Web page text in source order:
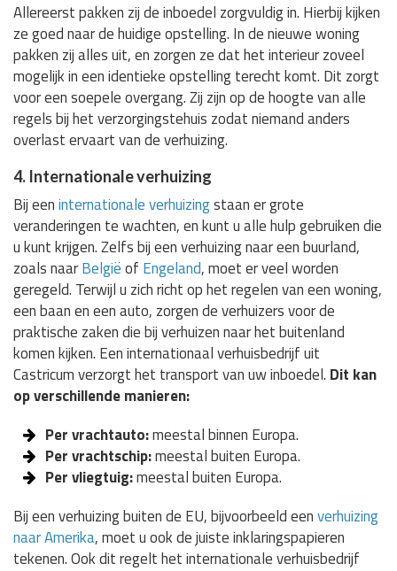
Allereerst pakken zij de inboedel zorgvuldig in. Hierbij kijken
ze goed naar de huidige opstelling. In de nieuwe woning
pakken zij alles uit, en zorgen ze dat het interieur zoveel
mogelijk in een identieke opstelling terecht komt. Dit zorgt
voor een soepele overgang. Zij zijn op de hoogte van alle
regels bij het verzorgingstehuis zodat niemand anders
overlast ervaart van de verhuizing.
4. Internationale verhuizing
Bij eeninternationale verhuizingstaan er grote
veranderingen te wachten, en kunt u alle hulp gebruiken die
u kunt krijgen. Zelfs bij een verhuizing naar een buurland,
zoals naarBelgiëof Engeland, moet er veel worden
geregeld. Terwijl u zich richt op het regelen van een woning,
een baan en een auto, zorgen de verhuizers voor de
praktische zaken die bij verhuizen naar het buitenland
komen kijken. Een internationaal verhuisbedrijf uit
Castricum verzorgt het transport van uw inboedel. Dit kan
op verschillende manieren:
Per vrachtauto:meestal binnen Europa.
Per vrachtschip:meestal buiten Europa.
Per vliegtuig:meestal buiten Europa.
Bij een verhuizing buiten de EU, bijvoorbeeld eenverhuizing
naar Amerika, moet u ook de juiste inklaringspapieren
tekenen. Ook dit regelt het internationale verhuisbedrijf